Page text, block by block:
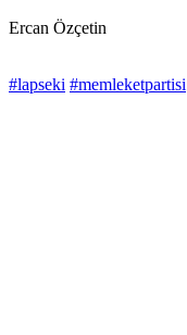
Ercan Özçetin
#lapseki #memleketpartisi